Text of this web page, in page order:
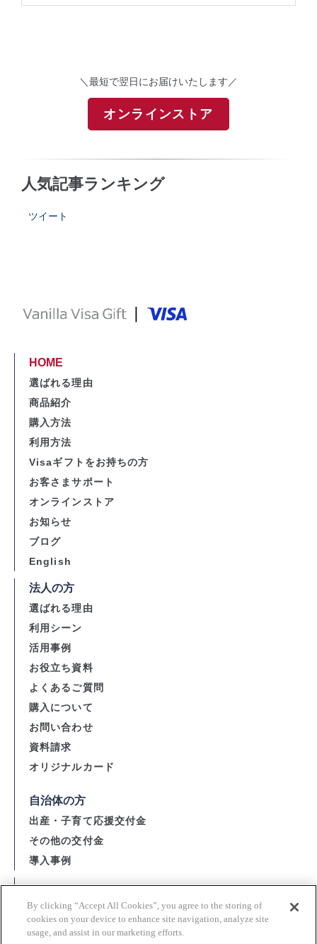
＼最短で翌日にお届けいたします／
オンラインストア
人気記事ランキング
ツイート
HOME
選ばれる理由
商品紹介
購入方法
利用方法
Visaギフトをお持ちの方
お客さまサポート
オンラインストア
お知らせ
ブログ
English
法人の方
選ばれる理由
利用シーン
活用事例
お役立ち資料
よくあるご質問
購入について
お問い合わせ
資料請求
オリジナルカード
自治体の方
出産・子育て応援交付金
その他の交付金
導入事例
資金決済法に基づく表示
購入・利用規約 / 個人情報の取扱い
By clicking “Accept All Cookies”, you agree to the storing of
cookies on your device to enhance site navigation, analyze site
usage, and assist in our marketing efforts.